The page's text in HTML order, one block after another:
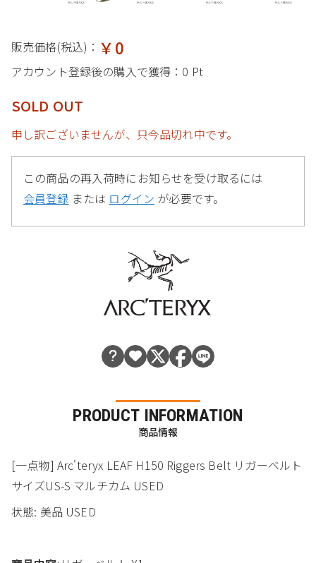
販売価格(税込)： ￥0
アカウント登録後の購入で獲得： 0 Pt
SOLD OUT
申し訳ございませんが、只今品切れ中です。
この商品の再入荷時にお知らせを受け取るには
会員登録 または ログイン が必要です。
PRODUCT INFORMATION
商品情報
[一点物] Arc'teryx LEAF H150 Riggers Belt リガーベルト
サイズUS-S マルチカム USED
状態: 美品 USED